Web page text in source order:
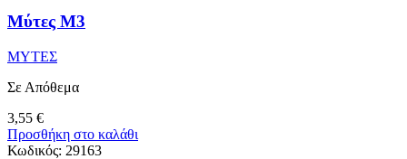
Μύτες M3
ΜΥΤΕΣ
Σε Απόθεμα
3,55 €
Προσθήκη στο καλάθι
Κωδικός: 29163